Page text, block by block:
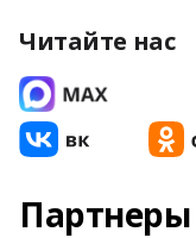
Читайте нас
Партнеры